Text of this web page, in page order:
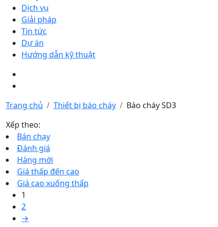
Dịch vụ
Giải pháp
Tin tức
Dự án
Hướng dẫn kỹ thuật
Trang chủ Thiết bị báo cháy
Báo cháy SD3
Xếp theo:
Bán chạy
Đánh giá
Hàng mới
Giá thấp đến cao
Giá cao xuống thấp
1
2
→